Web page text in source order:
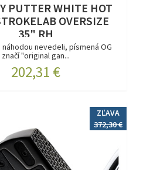
PUTTER WHITE HOT
OVERSIZE
35" RH
nevedeli, písmená OG
značí "original gan...
202,31 €
ZĽAVA
372,30 €